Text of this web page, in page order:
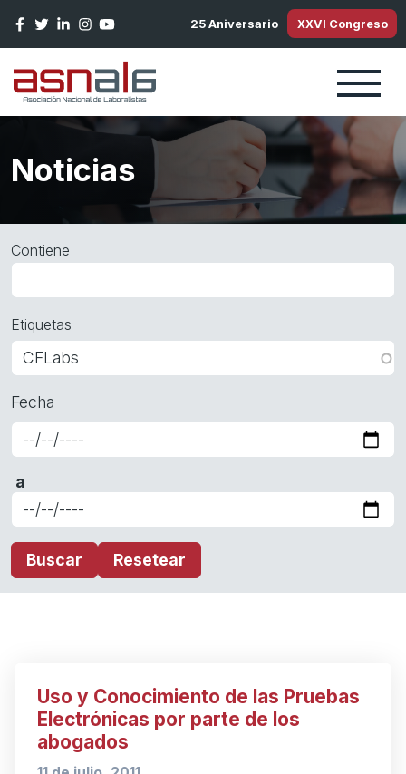
25 Aniversario XXVI Congreso
Noticias
Contiene
Etiquetas
Fecha
Date
a
Date
Uso y Conocimiento de las Pruebas
Electrónicas por parte de los
abogados